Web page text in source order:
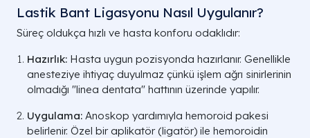
Lastik Bant Ligasyonu Nasıl Uygulanır?
Süreç oldukça hızlı ve hasta konforu odaklıdır:
Hazırlık: Hasta uygun pozisyonda hazırlanır. Genellikle
anesteziye ihtiyaç duyulmaz çünkü işlem ağrı sinirlerinin
olmadığı "linea dentata" hattının üzerinde yapılır.
Uygulama: Anoskop yardımıyla hemoroid pakesi
belirlenir. Özel bir aplikatör (ligatör) ile hemoroidin